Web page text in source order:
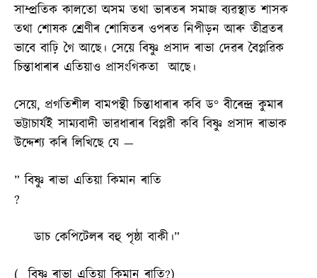
সাম্প্ৰতিক কালতো অসম তথা ভাৰতৰ সমাজ ব্যৱস্থাত শাসক
তথা শোষক শ্ৰেণীৰ শোষিতৰ ওপৰত নিপীড়ন আৰু তীব্ৰতৰ
ভাবে বাঢ়ি গৈ আছে। সেয়ে বিষ্ণু প্ৰসাদ ৰাভা দেৱৰ বৈপ্লৱিক
চিন্তাধাৰাৰ এতিয়াও প্ৰাসংগিকতা আছে।
সেয়ে, প্ৰগতিশীল বামপন্থী চিন্তাধাৰাৰ কবি ড° বীৰেন্দ্ৰ কুমাৰ
ভট্টাচাৰ্যই সাম্যবাদী ভাৱধাৰাৰ বিপ্লৱী কবি বিষ্ণু প্ৰসাদ ৰাভাক
উদ্দেশ্য কৰি লিখিছে যে —
” বিষ্ণু ৰাভা এতিয়া কিমান ৰাতি
?
ডাচ কেপিটেলৰ বহু পৃষ্ঠা বাকী।”